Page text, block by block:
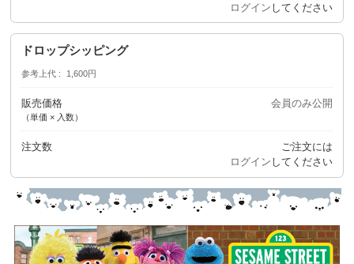
ログイン してください
ドロップシッピング
参考上代 1,600円
販売価格
（単価 × 入数）
会員のみ公開
注文数
ご注文には
ログイン してください